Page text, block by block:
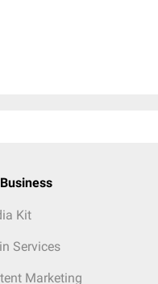
Kit
Services
Marketing